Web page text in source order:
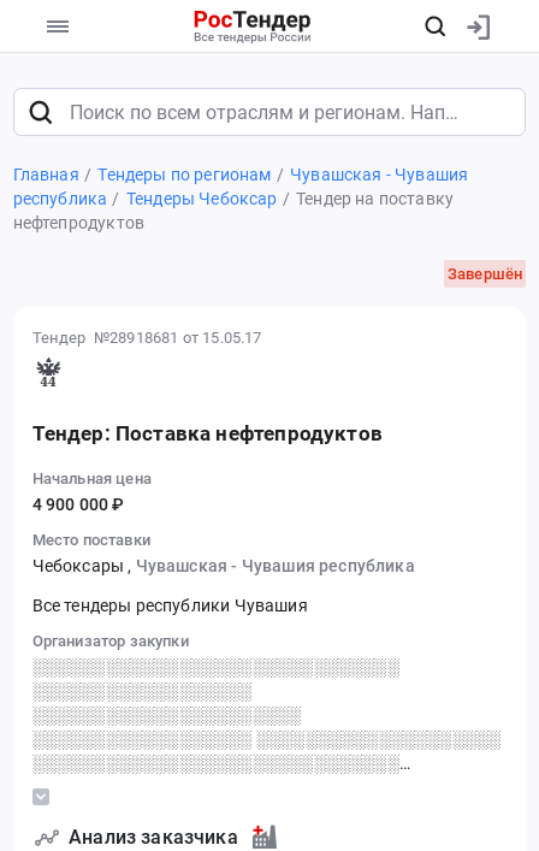
Главная Тендеры по регионам
Чувашская - Чувашия
республика
Тендеры Чебоксар
Тендер на поставку
нефтепродуктов
Завершён
Тендер №28918681 от 15.05.17
Тендер: Поставка нефтепродуктов
Начальная цена
4 900 000 ₽
Место поставки
Чебоксары , Чувашская - Чувашия республика
Все тендеры республики Чувашия
Организатор закупки
░░░░░░░░░░░░░░░░░░░░░░░░░░░░░░
░░░░░░░░░░░░░░░░░░
░░░░░░░░░░░░░░░░░░░░░░
░░░░░░░░░░░░░░░░░░ ░░░░░░░░░░░░░░░░░░░░
░░░░░░░░░░░░░░░░░░░░░░░░░░░░░░
░░░░░░░░░░░░░░░░░░░░░░░░
░░░░░░░░░░░░░░░░░░░░ ░░
░░░░░░░░░░░░░░░░░░ ░░░░░░░░░░░░░░░░░░
Анализ заказчика